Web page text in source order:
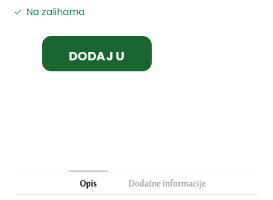
Na zalihama
DODAJ U
Opis Dodatne informacije